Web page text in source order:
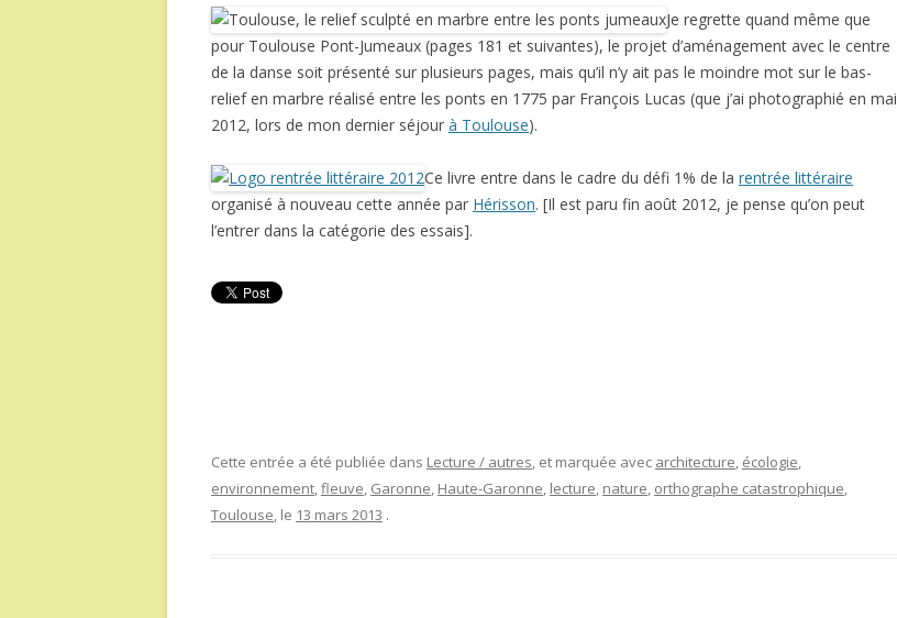
Je regrette quand même que
pour Toulouse Pont-Jumeaux (pages 181 et suivantes), le projet d’aménagement avec le centre
de la danse soit présenté sur plusieurs pages, mais qu’il n’y ait pas le moindre mot sur le bas-
relief en marbre réalisé entre les ponts en 1775 par François Lucas (que j’ai photographié en mai
2012, lors de mon dernier séjour à Toulouse).
Ce livre entre dans le cadre du défi 1% de la rentrée littéraire
organisé à nouveau cette année par Hérisson. [Il est paru fin août 2012, je pense qu’on peut
l’entrer dans la catégorie des essais].
Cette entrée a été publiée dans Lecture / autres, et marquée avec architecture, écologie,
environnement,fleuve, Garonne, Haute-Garonne, lecture, nature, orthographe catastrophique,
Toulouse, le 13 mars 2013 .